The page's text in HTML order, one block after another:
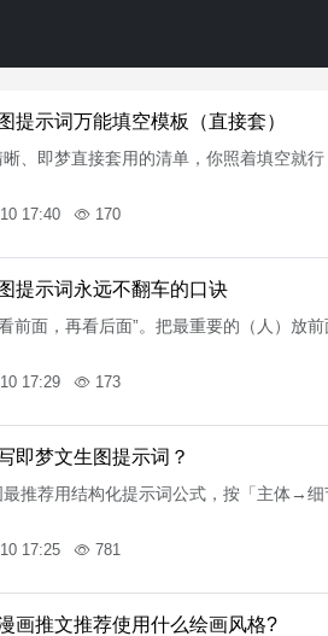
提示词万能填空模板（直接套）
、即梦直接套用的清单，你照着填空就行
17:40 170
提示词永远不翻车的口诀
前面，再看后面”。把最重要的（人）放
17:29 173
即梦文生图提示词？
最推荐用结构化提示词公式，按「主体
17:25 781
画推文推荐使用什么绘画风格?